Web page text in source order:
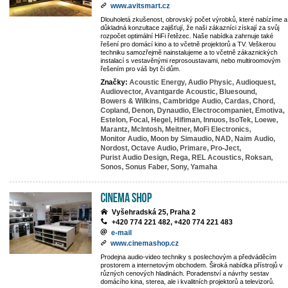
www.avitsmart.cz
Dlouholetá zkušenost, obrovský počet výrobků, které nabízíme a
důkladná konzultace zajišťují, že naši zákazníci získají za svůj
rozpočet optimální HiFi řetězec. Naše nabídka zahrnuje také
řešení pro domácí kino a to včetně projektorů a TV. Veškerou
techniku samozřejmě nainstalujeme a to včetně zákaznických
instalací s vestavěnými reprosoustavami, nebo multiroomovým
řešením pro váš byt či dům.
Značky: Acoustic Energy, Audio Physic, Audioquest,
Audiovector, Avantgarde Acoustic, Bluesound,
Bowers & Wilkins, Cambridge Audio, Cardas, Chord,
Copland, Denon, Dynaudio, Electrocompaniet, Emotiva,
Estelon, Focal, Hegel, Hifiman, Innuos, IsoTek, Loewe,
Marantz, McIntosh, Meitner, MoFi Electronics,
Monitor Audio, Moon by Simaudio, NAD, Naim Audio,
Nordost, Octave Audio, Primare, Pro-Ject,
Purist Audio Design, Rega, REL Acoustics, Roksan,
Sonos, Sonus Faber, Sony, Yamaha
Cinema Shop
Vyšehradská 25, Praha 2
+420 774 221 482, +420 774 221 483
e-mail
www.cinemashop.cz
Prodejna audio-video techniky s poslechovým a předváděcím
prostorem a internetovým obchodem. Široká nabídka přístrojů v
různých cenových hladinách. Poradenství a návrhy sestav
domácího kina, sterea, ale i kvalitních projektorů a televizorů.